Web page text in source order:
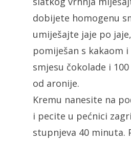
dobijete homogenu
umiješajte jaje po
pomiješan s kakaom
smjesu čokolade i
od aronije.
Kremu nanesite na
i pecite u pećnici
stupnjeva 40 minuta.